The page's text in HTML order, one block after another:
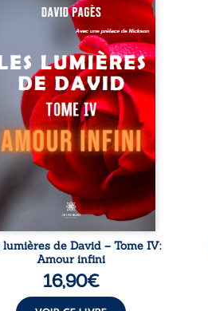
L’amour est le thème de ce
recueil. Je marche
par la confiance et
J’ai besoin, comme
tous, de me sentir aimé :
ce soit par mes parents,
femme, mes enfants, sans
Dieu. L’amour me
et me permet de
fixer des objectifs plus
L’amour est donc un fort
envers une
un être vivant ou
une chose. ...
lumières de David – Tome IV:
Amour infini
16,90€